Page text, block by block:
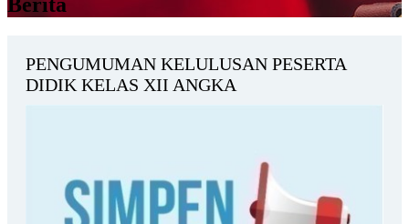
PENGUMUMAN KELULUSAN PESERTA
DIDIK KELAS XII ANGKA